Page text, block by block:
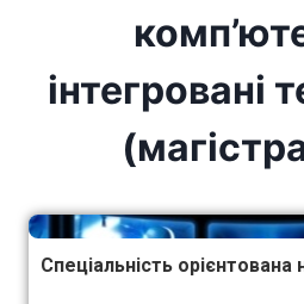
інтегровані
Спеціальність орієнтована